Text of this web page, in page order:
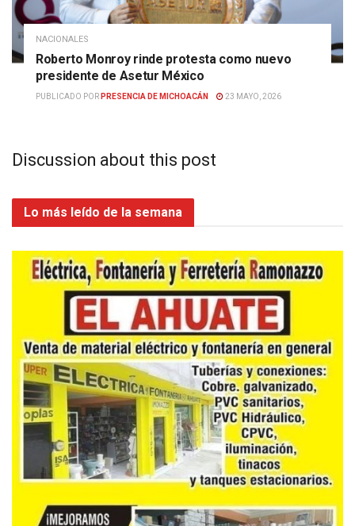
NACIONALES
Roberto Monroy rinde protesta como nuevo
presidente de Asetur México
PUBLICADO POR PRESENCIA DE MICHOACÁN 23 MAYO, 2026
Discussion about this post
Lo más leído de la semana